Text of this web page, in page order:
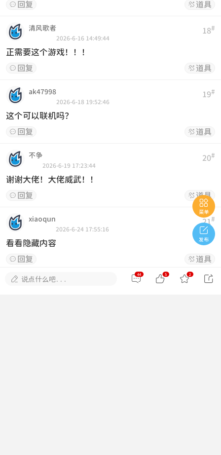
 回复  道具
18#
清风歌者
2026-6-16 14:49:44
正需要这个游戏！！！
 回复  道具
19#
ak47998
2026-6-18 19:52:46
这个可以联机吗？
 回复  道具
20#
不争
2026-6-19 17:23:44
谢谢大佬！大佬威武！！
 回复  道具
21#
xiaoqun
2026-6-24 17:55:16
看看隐藏内容
 回复  道具
22#
奔波儿灞

菜单

发布
 说点什么吧... 
44 5 2 